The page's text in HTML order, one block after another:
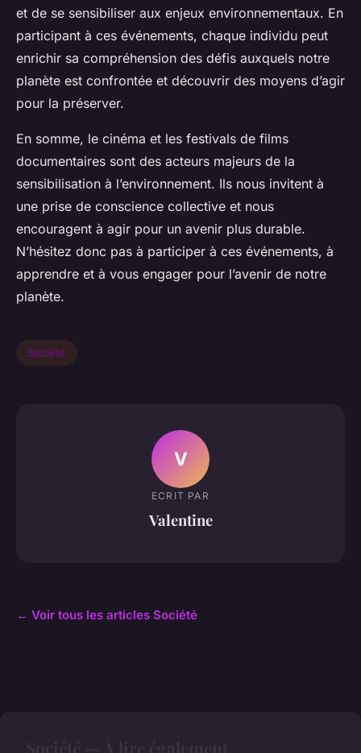
et de se sensibiliser aux enjeux environnementaux. En
participant à ces événements, chaque individu peut
enrichir sa compréhension des défis auxquels notre
planète est confrontée et découvrir des moyens d’agir
pour la préserver.
En somme, le cinéma et les festivals de films
documentaires sont des acteurs majeurs de la
sensibilisation à l’environnement. Ils nous invitent à
une prise de conscience collective et nous
encouragent à agir pour un avenir plus durable.
N’hésitez donc pas à participer à ces événements, à
apprendre et à vous engager pour l’avenir de notre
planète.
Société
V
ECRIT PAR
Valentine
← Voir tous les articles Société